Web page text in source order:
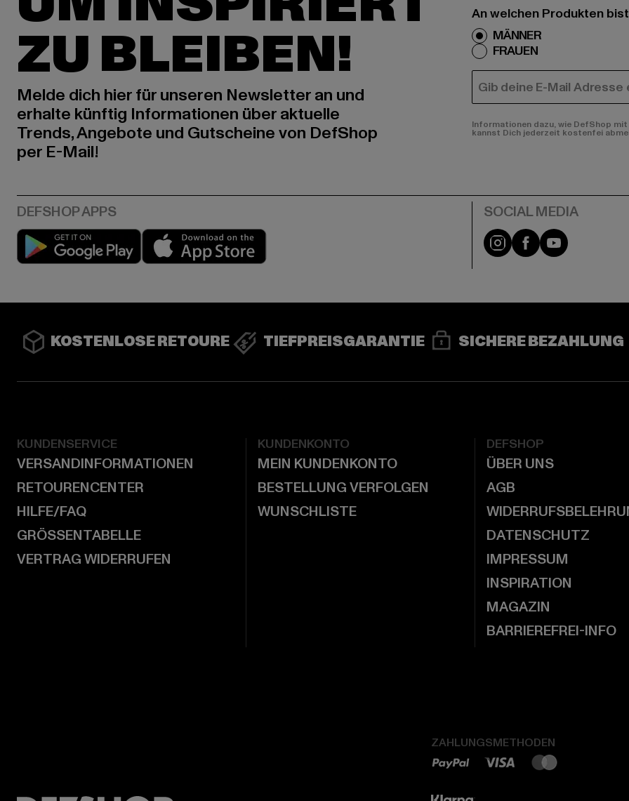
ZU BLEIBEN!
Melde dich hier für unseren Newsletter an und
erhalte künftig Informationen über aktuelle
Trends, Angebote und Gutscheine von DefShop
per E-Mail!
An welchen Produkten
MÄNNER
FRAUEN
E-MAIL
Informationen dazu, wie DefShop
kannst Dich jederzeit kostenfei
Play market Instagram
FacebookYouTube
KOSTENLOSE RETOURE TIEFPREISGARANTIE SICHERE BEZAHLUNG
KUNDENSERVICE
VERSANDINFORMATIONEN
RETOURENCENTER
HILFE/FAQ
GRÖSSENTABELLE
VERTRAG WIDERRUFEN
KUNDENKONTO
MEIN KUNDENKONTO
BESTELLUNG VERFOLGEN
WUNSCHLISTE
DEFSHOP
ÜBER UNS
AGB
DATENSCHUTZ
IMPRESSUM
INSPIRATION
MAGAZIN
BARRIEREFREI-INFO
ZAHLUNGSMETHODEN